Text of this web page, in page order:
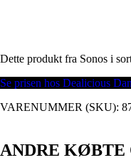
Dette produkt fra Sonos i
Se prisen hos Dealicious
VARENUMMER (SKU):
ANDRE KØBTE